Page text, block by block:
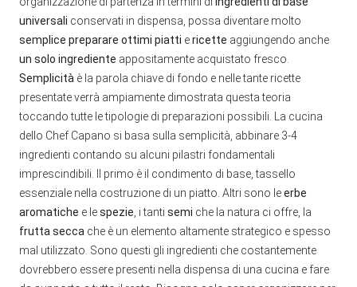
universali conservati in dispensa, possa diventare molto
semplice preparare ottimi piatti ericette aggiungendo anche
un solo ingrediente appositamente acquistato fresco.
Semplicità è la parola chiave di fondo e nelle tante ricette
presentate verrà ampiamente dimostrata questa teoria
toccando tutte le tipologie di preparazioni possibili. La cucina
dello Chef Capano si basa sulla semplicità, abbinare 3-4
ingredienti contando su alcuni pilastri fondamentali
imprescindibili. Il primo è il condimento di base, tassello
essenziale nella costruzione di un piatto. Altri sono leerbe
aromatiche e lespezie , i tanti semi che la natura ci offre, la
frutta secca che è un elemento altamente strategico e spesso
mal utilizzato. Sono questi gli ingredienti che costantemente
dovrebbero essere presenti nella dispensa di una cucina e fare